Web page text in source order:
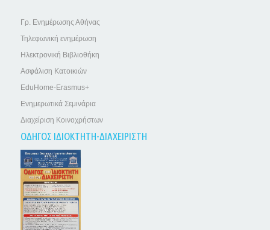
Γρ. Ενημέρωσης Αθήνας
Τηλεφωνική ενημέρωση
Ηλεκτρονική Βιβλιοθήκη
Ασφάλιση Κατοικιών
EduHome-Erasmus+
Ενημερωτικά Σεμινάρια
Διαχείριση Κοινοχρήστων
ΟΔΗΓΟΣ ΙΔΙΟΚΤΗΤΗ-ΔΙΑΧΕΙΡΙΣΤΗ